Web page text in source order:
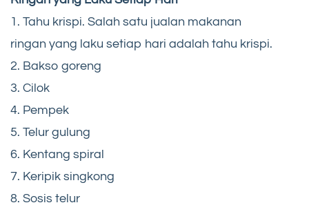
1. Tahu krispi. Salah satu jualan makanan
ringan yang laku setiap hari adalah tahu krispi.
2. Bakso goreng
3. Cilok
4. Pempek
5. Telur gulung
6. Kentang spiral
7. Keripik singkong
8. Sosis telur